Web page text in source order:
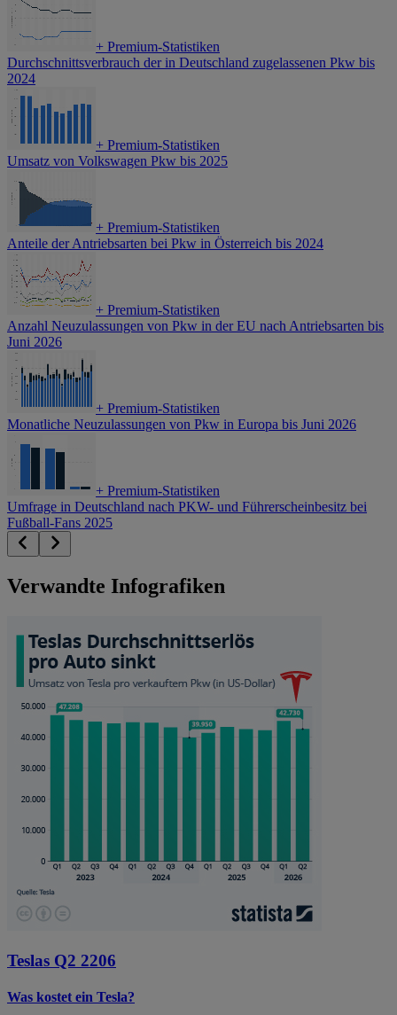
+ Premium-Statistiken
Durchschnittsverbrauch der in Deutschland zugelassenen Pkw bis
2024
+ Premium-Statistiken
Umsatz von Volkswagen Pkw bis 2025
+ Premium-Statistiken
Anteile der Antriebsarten bei Pkw in Österreich bis 2024
+ Premium-Statistiken
Anzahl Neuzulassungen von Pkw in der EU nach Antriebsarten bis
Juni 2026
+ Premium-Statistiken
Monatliche Neuzulassungen von Pkw in Europa bis Juni 2026
+ Premium-Statistiken
Umfrage in Deutschland nach PKW- und Führerscheinbesitz bei
Fußball-Fans 2025
Verwandte Infografiken
Teslas Q2 2206
Was kostet ein Tesla?